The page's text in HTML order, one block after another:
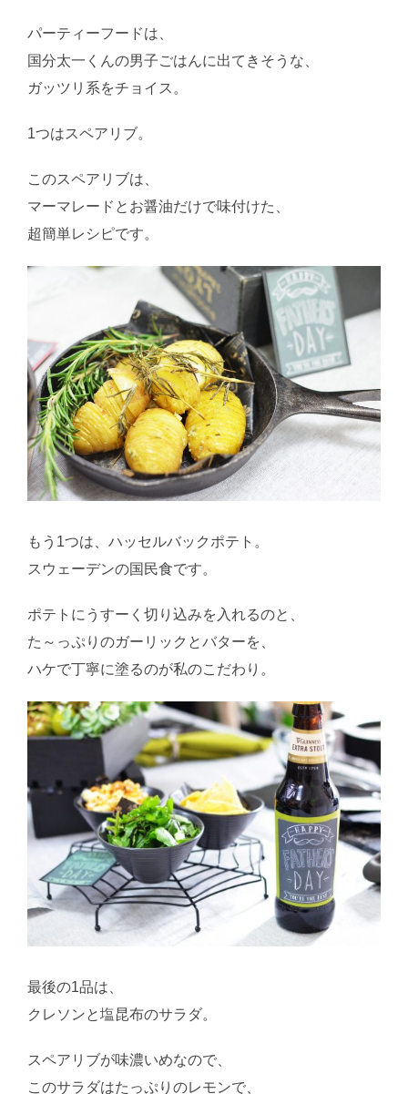
パーティーフードは、
国分太一くんの男子ごはんに出てきそうな、
ガッツリ系をチョイス。
1つはスペアリブ。
このスペアリブは、
マーマレードとお醤油だけで味付けた、
超簡単レシピです。
もう1つは、ハッセルバックポテト。
スウェーデンの国民食です。
ポテトにうすーく切り込みを入れるのと、
た～っぷりのガーリックとバターを、
ハケで丁寧に塗るのが私のこだわり。
最後の1品は、
クレソンと塩昆布のサラダ。
スペアリブが味濃いめなので、
このサラダはたっぷりのレモンで、